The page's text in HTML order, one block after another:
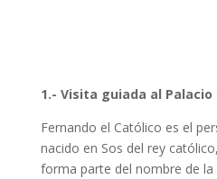
1.- Visita guiada al Palacio
Fernando el Católico es el
nacido en Sos del rey
forma parte del nombre de la